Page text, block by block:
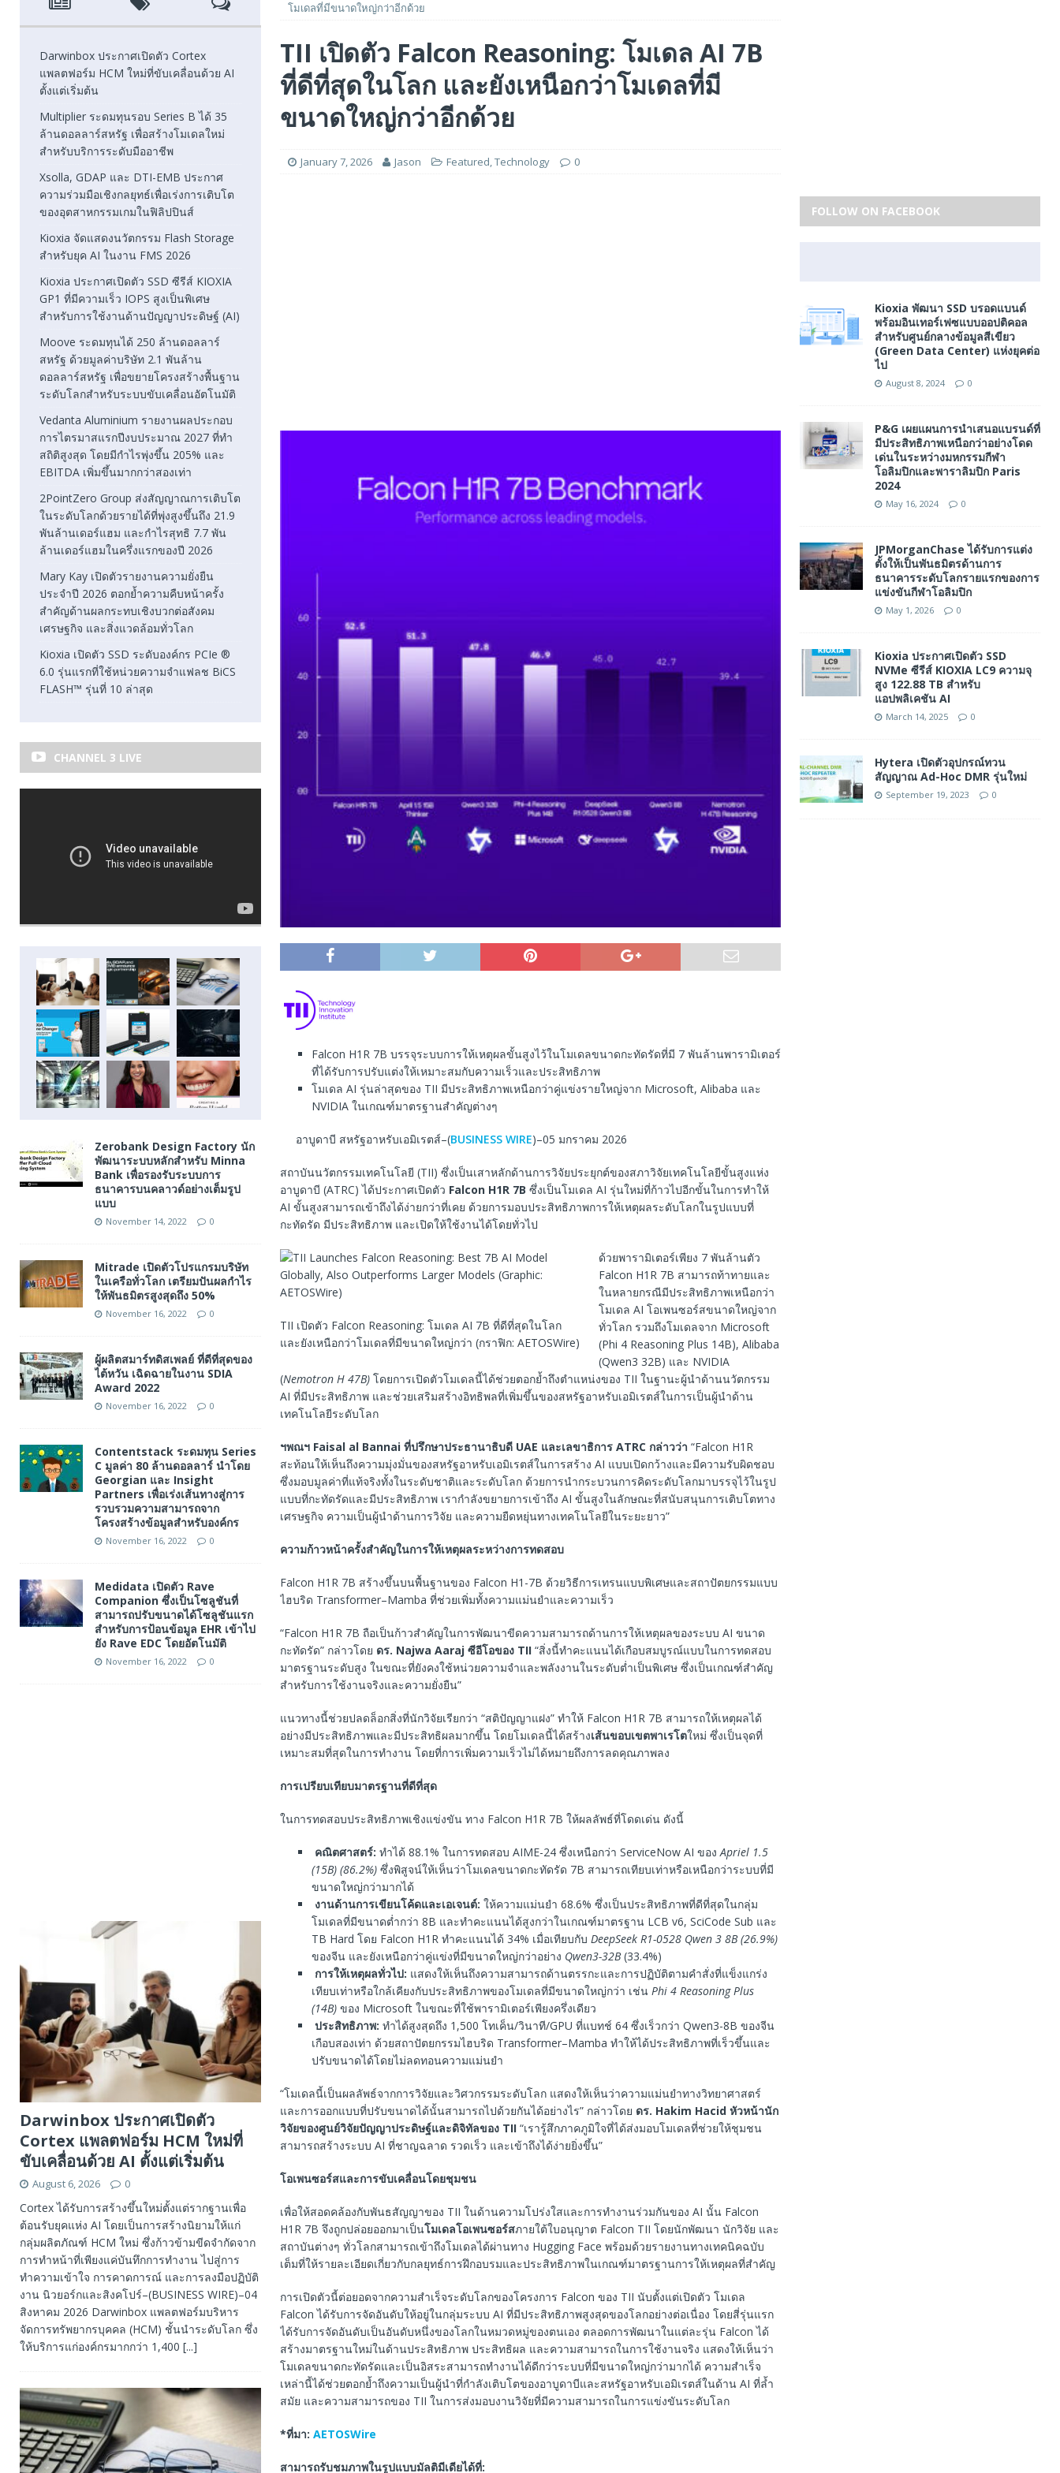
[ August 6, 2026 ] Xsolla, GDAP และ DTI-EMB ประกาศความร่วมมือเชิงกลยุทธ์เพื่อเร่งการเติบโตของอุตสาหกรรมเกมในฟิลิปปินส์
FEATURED
[ August 5, 2026 ] Kioxia จัดแสดงนวัตกรรม Flash Storage สำหรับยุค AI ในงาน FMS 2026
FEATURED
Kioxia ประกาศเปิดตัว SSD ซีรีส์ KIOXIA GP1 ที่มีความเร็ว IOPS สูงเป็นพิเศษสำหรับการใช้งานด้านปัญญาประดิษฐ์ (AI)
FEATURED
โมเดลที่มีขนาดใหญ่กว่าอีกด้วย
TII เปิดตัว Falcon Reasoning: โมเดล AI 7B
ที่ดีที่สุดในโลก และยังเหนือกว่าโมเดลที่มี
ขนาดใหญ่กว่าอีกด้วย
January 7, 2026 Jason Featured,Technology 0
Falcon H1R 7B บรรจุระบบการให้เหตุผลขั้นสูงไว้ในโมเดลขนาดกะทัดรัดที่มี 7 พันล้านพารามิเตอร์
ที่ได้รับการปรับแต่งให้เหมาะสมกับความเร็วและประสิทธิภาพ
โมเดล AI รุ่นล่าสุดของ TII มีประสิทธิภาพเหนือกว่าคู่แข่งรายใหญ่จาก Microsoft, Alibaba และ
NVIDIA ในเกณฑ์มาตรฐานสำคัญต่างๆ
อาบูดาบี สหรัฐอาหรับเอมิเรตส์–(BUSINESS WIRE)–05 มกราคม 2026
สถาบันนวัตกรรมเทคโนโลยี (TII) ซึ่งเป็นเสาหลักด้านการวิจัยประยุกต์ของสภาวิจัยเทคโนโลยีขั้นสูงแห่ง
อาบูดาบี (ATRC) ได้ประกาศเปิดตัว Falcon H1R 7B ซึ่งเป็นโมเดล AI รุ่นใหม่ที่ก้าวไปอีกขั้นในการทำให้
AI ขั้นสูงสามารถเข้าถึงได้ง่ายกว่าที่เคย ด้วยการมอบประสิทธิภาพการให้เหตุผลระดับโลกในรูปแบบที่
กะทัดรัด มีประสิทธิภาพ และเปิดให้ใช้งานได้โดยทั่วไป
TII เปิดตัว Falcon Reasoning: โมเดล AI 7B ที่ดีที่สุดในโลก
และยังเหนือกว่าโมเดลที่มีขนาดใหญ่กว่า (กราฟิก: AETOSWire)
ด้วยพารามิเตอร์เพียง 7 พันล้านตัว
Falcon H1R 7B สามารถท้าทายและ
ในหลายกรณีมีประสิทธิภาพเหนือกว่า
โมเดล AI โอเพนซอร์สขนาดใหญ่จาก
ทั่วโลก รวมถึงโมเดลจาก Microsoft
(Phi 4 Reasoning Plus 14B), Alibaba
(Qwen3 32B) และ NVIDIA
(Nemotron H 47B)โดยการเปิดตัวโมเดลนี้ได้ช่วยตอกย้ำถึงตำแหน่งของ TII ในฐานะผู้นำด้านนวัตกรรม
AI ที่มีประสิทธิภาพ และช่วยเสริมสร้างอิทธิพลที่เพิ่มขึ้นของสหรัฐอาหรับเอมิเรตส์ในการเป็นผู้นำด้าน
เทคโนโลยีระดับโลก
ฯพณฯFaisal al Bannai ที่ปรึกษาประธานาธิบดีUAE และเลขาธิการATRC กล่าวว่า “Falcon H1R
สะท้อนให้เห็นถึงความมุ่งมั่นของสหรัฐอาหรับเอมิเรตส์ในการสร้าง AI แบบเปิดกว้างและมีความรับผิดชอบ
ซึ่งมอบมูลค่าที่แท้จริงทั้งในระดับชาติและระดับโลก ด้วยการนำกระบวนการคิดระดับโลกมาบรรจุไว้ในรูป
แบบที่กะทัดรัดและมีประสิทธิภาพ เรากำลังขยายการเข้าถึง AI ขั้นสูงในลักษณะที่สนับสนุนการเติบโตทาง
เศรษฐกิจ ความเป็นผู้นำด้านการวิจัย และความยืดหยุ่นทางเทคโนโลยีในระยะยาว”
ความก้าวหน้าครั้งสำคัญในการให้เหตุผลระหว่างการทดสอบ
Falcon H1R 7B สร้างขึ้นบนพื้นฐานของ Falcon H1-7B ด้วยวิธีการเทรนแบบพิเศษและสถาปัตยกรรมแบบ
ไฮบริด Transformer–Mamba ที่ช่วยเพิ่มทั้งความแม่นยำและความเร็ว
“Falcon H1R 7B ถือเป็นก้าวสำคัญในการพัฒนาขีดความสามารถด้านการให้เหตุผลของระบบ AI ขนาด
กะทัดรัด” กล่าวโดย ดร. Najwa Aaraj ซีอีโอของTII“สิ่งนี้ทำคะแนนได้เกือบสมบูรณ์แบบในการทดสอบ
มาตรฐานระดับสูง ในขณะที่ยังคงใช้หน่วยความจำและพลังงานในระดับต่ำเป็นพิเศษ ซึ่งเป็นเกณฑ์สำคัญ
สำหรับการใช้งานจริงและความยั่งยืน”
แนวทางนี้ช่วยปลดล็อกสิ่งที่นักวิจัยเรียกว่า “สติปัญญาแฝง” ทำให้ Falcon H1R 7B สามารถให้เหตุผลได้
อย่างมีประสิทธิภาพและมีประสิทธิผลมากขึ้น โดยโมเดลนี้ได้สร้างเส้นขอบเขตพาเรโตใหม่ ซึ่งเป็นจุดที่
เหมาะสมที่สุดในการทำงาน โดยที่การเพิ่มความเร็วไม่ได้หมายถึงการลดคุณภาพลง
การเปรียบเทียบมาตรฐานที่ดีที่สุด
ในการทดสอบประสิทธิภาพเชิงแข่งขัน ทาง Falcon H1R 7B ให้ผลลัพธ์ที่โดดเด่น ดังนี้
คณิตศาสตร์: ทำได้ 88.1% ในการทดสอบ AIME-24 ซึ่งเหนือกว่า ServiceNow AI ของApriel 1.5
(15B) (86.2%) ซึ่งพิสูจน์ให้เห็นว่าโมเดลขนาดกะทัดรัด 7B สามารถเทียบเท่าหรือเหนือกว่าระบบที่มี
ขนาดใหญ่กว่ามากได้
งานด้านการเขียนโค้ดและเอเจนต์: ให้ความแม่นยำ 68.6% ซึ่งเป็นประสิทธิภาพที่ดีที่สุดในกลุ่ม
โมเดลที่มีขนาดต่ำกว่า 8B และทำคะแนนได้สูงกว่าในเกณฑ์มาตรฐาน LCB v6, SciCode Sub และ
TB Hard โดย Falcon H1R ทำคะแนนได้ 34% เมื่อเทียบกับ DeepSeek R1-0528 Qwen 3 8B (26.9%)
ของจีน และยังเหนือกว่าคู่แข่งที่มีขนาดใหญ่กว่าอย่าง Qwen3-32B(33.4%)
การให้เหตุผลทั่วไป: แสดงให้เห็นถึงความสามารถด้านตรรกะและการปฏิบัติตามคำสั่งที่แข็งแกร่ง
เทียบเท่าหรือใกล้เคียงกับประสิทธิภาพของโมเดลที่มีขนาดใหญ่กว่า เช่น Phi 4 Reasoning Plus
(14B)ของ Microsoft ในขณะที่ใช้พารามิเตอร์เพียงครึ่งเดียว
ประสิทธิภาพ: ทำได้สูงสุดถึง 1,500 โทเค็น/วินาที/GPU ที่แบทช์ 64 ซึ่งเร็วกว่า Qwen3-8B ของจีน
เกือบสองเท่า ด้วยสถาปัตยกรรมไฮบริด Transformer–Mamba ทำให้ได้ประสิทธิภาพที่เร็วขึ้นและ
ปรับขนาดได้โดยไม่ลดทอนความแม่นยำ
“โมเดลนี้เป็นผลลัพธ์จากการวิจัยและวิศวกรรมระดับโลก แสดงให้เห็นว่าความแม่นยำทางวิทยาศาสตร์
และการออกแบบที่ปรับขนาดได้นั้นสามารถไปด้วยกันได้อย่างไร” กล่าวโดย ดร. Hakim Hacid หัวหน้านัก
วิจัยของศูนย์วิจัยปัญญาประดิษฐ์และดิจิทัลของTII“เรารู้สึกภาคภูมิใจที่ได้ส่งมอบโมเดลที่ช่วยให้ชุมชน
สามารถสร้างระบบ AI ที่ชาญฉลาด รวดเร็ว และเข้าถึงได้ง่ายยิ่งขึ้น”
โอเพนซอร์สและการขับเคลื่อนโดยชุมชน
เพื่อให้สอดคล้องกับพันธสัญญาของ TII ในด้านความโปร่งใสและการทำงานร่วมกันของ AI นั้น Falcon
H1R 7B จึงถูกปล่อยออกมาเป็นโมเดลโอเพนซอร์สภายใต้ใบอนุญาต Falcon TII โดยนักพัฒนา นักวิจัย และ
สถาบันต่างๆ ทั่วโลกสามารถเข้าถึงโมเดลได้ผ่านทาง Hugging Face พร้อมด้วยรายงานทางเทคนิคฉบับ
เต็มที่ให้รายละเอียดเกี่ยวกับกลยุทธ์การฝึกอบรมและประสิทธิภาพในเกณฑ์มาตรฐานการให้เหตุผลที่สำคัญ
การเปิดตัวนี้ต่อยอดจากความสำเร็จระดับโลกของโครงการ Falcon ของ TII นับตั้งแต่เปิดตัว โมเดล
Falcon ได้รับการจัดอันดับให้อยู่ในกลุ่มระบบ AI ที่มีประสิทธิภาพสูงสุดของโลกอย่างต่อเนื่อง โดยสี่รุ่นแรก
ได้รับการจัดอันดับเป็นอันดับหนึ่งของโลกในหมวดหมู่ของตนเอง ตลอดการพัฒนาในแต่ละรุ่น Falcon ได้
สร้างมาตรฐานใหม่ในด้านประสิทธิภาพ ประสิทธิผล และความสามารถในการใช้งานจริง แสดงให้เห็นว่า
โมเดลขนาดกะทัดรัดและเป็นอิสระสามารถทำงานได้ดีกว่าระบบที่มีขนาดใหญ่กว่ามากได้ ความสำเร็จ
เหล่านี้ได้ช่วยตอกย้ำถึงความเป็นผู้นำที่กำลังเติบโตของอาบูดาบีและสหรัฐอาหรับเอมิเรตส์ในด้าน AI ที่ล้ำ
สมัย และความสามารถของ TII ในการส่งมอบงานวิจัยที่มีความสามารถในการแข่งขันระดับโลก
*ที่มา: AETOSWire
สามารถรับชมภาพในรูปแบบมัลติมีเดียได้ที่:
Darwinbox ประกาศเปิดตัว Cortex
แพลตฟอร์ม HCM ใหม่ที่ขับเคลื่อนด้วย AI
ตั้งแต่เริ่มต้น
Multiplier ระดมทุนรอบ Series B ได้ 35
ล้านดอลลาร์สหรัฐ เพื่อสร้างโมเดลใหม่
สำหรับบริการระดับมืออาชีพ
Xsolla, GDAP และ DTI-EMB ประกาศ
ความร่วมมือเชิงกลยุทธ์เพื่อเร่งการเติบโต
ของอุตสาหกรรมเกมในฟิลิปปินส์
Kioxia จัดแสดงนวัตกรรม Flash Storage
สำหรับยุค AI ในงาน FMS 2026
Kioxia ประกาศเปิดตัว SSD ซีรีส์ KIOXIA
GP1 ที่มีความเร็ว IOPS สูงเป็นพิเศษ
สำหรับการใช้งานด้านปัญญาประดิษฐ์ (AI)
Moove ระดมทุนได้ 250 ล้านดอลลาร์
สหรัฐ ด้วยมูลค่าบริษัท 2.1 พันล้าน
ดอลลาร์สหรัฐ เพื่อขยายโครงสร้างพื้นฐาน
ระดับโลกสำหรับระบบขับเคลื่อนอัตโนมัติ
Vedanta Aluminium รายงานผลประกอบ
การไตรมาสแรกปีงบประมาณ 2027 ที่ทำ
สถิติสูงสุด โดยมีกำไรพุ่งขึ้น 205% และ
EBITDA เพิ่มขึ้นมากกว่าสองเท่า
2PointZero Group ส่งสัญญาณการเติบโต
ในระดับโลกด้วยรายได้ที่พุ่งสูงขึ้นถึง 21.9
พันล้านเดอร์แฮม และกำไรสุทธิ 7.7 พัน
ล้านเดอร์แฮมในครึ่งแรกของปี 2026
Mary Kay เปิดตัวรายงานความยั่งยืน
ประจำปี 2026 ตอกย้ำความคืบหน้าครั้ง
สำคัญด้านผลกระทบเชิงบวกต่อสังคม
เศรษฐกิจ และสิ่งแวดล้อมทั่วโลก
Kioxia เปิดตัว SSD ระดับองค์กร PCIe ®
6.0 รุ่นแรกที่ใช้หน่วยความจำแฟลช BiCS
FLASH™ รุ่นที่ 10 ล่าสุด
CHANNEL 3 LIVE
Zerobank Design Factory นัก
พัฒนาระบบหลักสำหรับ Minna
Bank เพื่อรองรับระบบการ
ธนาคารบนคลาวด์อย่างเต็มรูป
แบบ
November 14, 2022 0
Mitrade เปิดตัวโปรแกรมบริษัท
ในเครือทั่วโลก เตรียมปันผลกำไร
ให้พันธมิตรสูงสุดถึง 50%
November 16, 2022 0
ผู้ผลิตสมาร์ทดิสเพลย์ ที่ดีที่สุดของ
ไต้หวัน เฉิดฉายในงาน SDIA
Award 2022
November 16, 2022 0
Contentstack ระดมทุน Series
C มูลค่า 80 ล้านดอลลาร์ นำโดย
Georgian และ Insight
Partners เพื่อเร่งเส้นทางสู่การ
รวบรวมความสามารถจาก
โครงสร้างข้อมูลสำหรับองค์กร
November 16, 2022 0
Medidata เปิดตัว Rave
Companion ซึ่งเป็นโซลูชันที่
สามารถปรับขนาดได้โซลูชันแรก
สำหรับการป้อนข้อมูล EHR เข้าไป
ยัง Rave EDC โดยอัตโนมัติ
November 16, 2022 0
Darwinbox ประกาศเปิดตัว
Cortex แพลตฟอร์ม HCM ใหม่ที่
ขับเคลื่อนด้วย AI ตั้งแต่เริ่มต้น
August 6, 2026 0
Cortex ได้รับการสร้างขึ้นใหม่ตั้งแต่รากฐานเพื่อ
ต้อนรับยุคแห่ง AI โดยเป็นการสร้างนิยามให้แก่
กลุ่มผลิตภัณฑ์ HCM ใหม่ ซึ่งก้าวข้ามขีดจำกัดจาก
การทำหน้าที่เพียงแค่บันทึกการทำงาน ไปสู่การ
ทำความเข้าใจ การคาดการณ์ และการลงมือปฏิบัติ
งาน นิวยอร์กและสิงคโปร์–(BUSINESS WIRE)–04
สิงหาคม 2026 Darwinbox แพลตฟอร์มบริหาร
จัดการทรัพยากรบุคคล (HCM) ชั้นนำระดับโลก ซึ่ง
ให้บริการแก่องค์กรมากกว่า 1,400 [...]
FOLLOW ON FACEBOOK
Kioxia พัฒนา SSD บรอดแบนด์
พร้อมอินเทอร์เฟซแบบออปติคอล
สำหรับศูนย์กลางข้อมูลสีเขียว
(Green Data Center) แห่งยุคต่อ
ไป
August 8, 2024 0
P&G เผยแผนการนำเสนอแบรนด์ที่
มีประสิทธิภาพเหนือกว่าอย่างโดด
เด่นในระหว่างมหกรรมกีฬา
โอลิมปิกและพาราลิมปิก Paris
2024
May 16, 2024 0
JPMorganChase ได้รับการแต่ง
ตั้งให้เป็นพันธมิตรด้านการ
ธนาคารระดับโลกรายแรกของการ
แข่งขันกีฬาโอลิมปิก
May 1, 2026 0
Kioxia ประกาศเปิดตัว SSD
NVMe ซีรีส์ KIOXIA LC9 ความจุ
สูง 122.88 TB สำหรับ
แอปพลิเคชัน AI
March 14, 2025 0
Hytera เปิดตัวอุปกรณ์ทวน
สัญญาณ Ad-Hoc DMR รุ่นใหม่
September 19, 2023 0